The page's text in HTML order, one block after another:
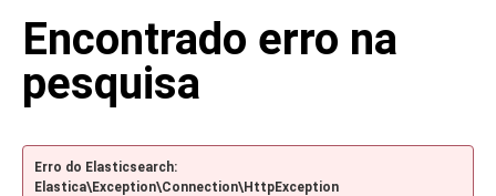
Encontrado erro na
pesquisa
Erro do Elasticsearch:
Elastica\Exception\Connection\HttpException